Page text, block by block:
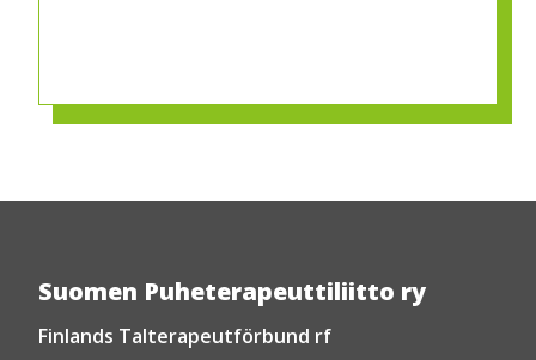
Suomen Puheterapeuttiliitto ry
Finlands Talterapeutförbund rf